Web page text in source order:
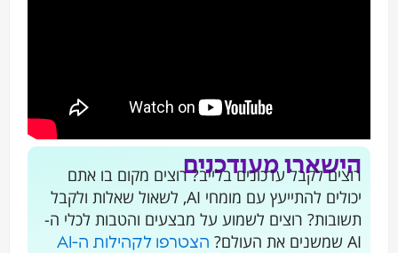
הישארו מעודכנים
רוצים לקבל עדכונים בלייב? רוצים מקום בו אתם
יכולים להתייעץ עם מומחי AI, לשאול שאלות ולקבל
תשובות? רוצים לשמוע על מבצעים והטבות לכלי ה-
AI שמשנים את העולם?
הצטרפו לקהילות ה-AI